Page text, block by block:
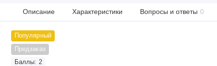
Описание Характеристики Вопросы и ответы 0
Популярный
Предзаказ
Баллы: 2